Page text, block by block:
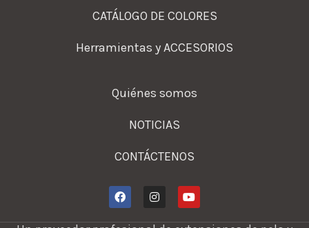
CATÁLOGO DE COLORES
Herramientas y ACCESORIOS
Quiénes somos
NOTICIAS
CONTÁCTENOS